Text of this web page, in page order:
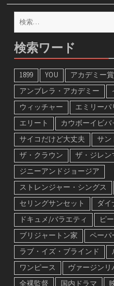
索:
検索ワード
1899 YOU アカデミー賞
アンブレラ・アカデミー
ウィッチャー
エミリーパ
エリート
カウボーイビバ
サイコだけど大丈夫
サン
ザ・クラウン
ザ・ジレンマ
ジニーアンドジョージア
ストレンジャー・シングス
セリングサンセット
ダイ
ドキュメ/バラエティ
ピ
ブリジャートン家
ペーパ
ラブ・イズ・ブラインド
ワンピース
ヴァージンリ